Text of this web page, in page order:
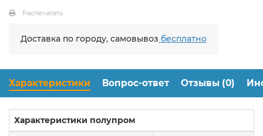
Распечатать
Доставка по городу, самовывоз бесплатно
Характеристики Вопрос-ответ Отзывы (0)
Характеристики полупром